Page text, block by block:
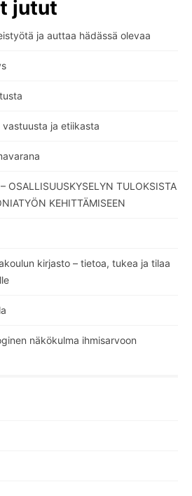
jutut
ja auttaa hädässä olevaa
ja etiikasta
OSALLISUUSKYSELYN TULOKSISTA
KEHITTÄMISEEN
kirjasto – tietoa, tukea ja tilaa
näkökulma ihmisarvoon